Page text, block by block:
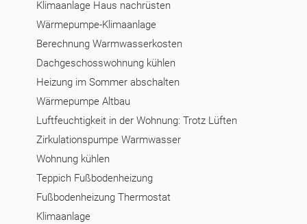
Klimaanlage Haus nachrüsten
Wärmepumpe-Klimaanlage
Berechnung Warmwasserkosten
Dachgeschosswohnung kühlen
Heizung im Sommer abschalten
Wärmepumpe Altbau
Luftfeuchtigkeit in der Wohnung: Trotz Lüften
Zirkulationspumpe Warmwasser
Wohnung kühlen
Teppich Fußbodenheizung
Fußbodenheizung Thermostat
Klimaanlage